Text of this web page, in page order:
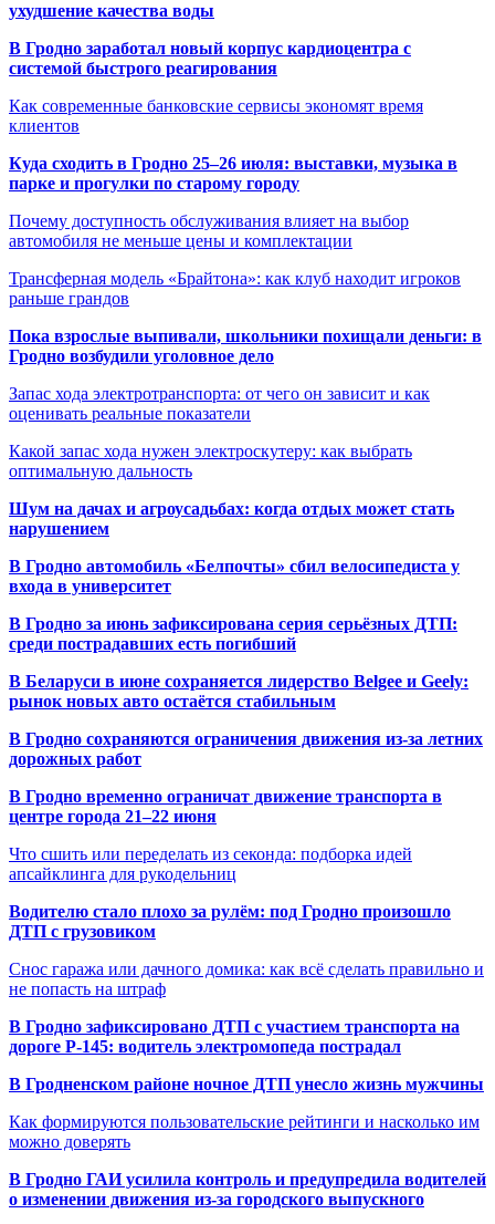
ухудшение качества воды
В Гродно заработал новый корпус кардиоцентра с
системой быстрого реагирования
Как современные банковские сервисы экономят время
клиентов
Куда сходить в Гродно 25–26 июля: выставки, музыка в
парке и прогулки по старому городу
Почему доступность обслуживания влияет на выбор
автомобиля не меньше цены и комплектации
Трансферная модель «Брайтона»: как клуб находит игроков
раньше грандов
Пока взрослые выпивали, школьники похищали деньги: в
Гродно возбудили уголовное дело
Запас хода электротранспорта: от чего он зависит и как
оценивать реальные показатели
Какой запас хода нужен электроскутеру: как выбрать
оптимальную дальность
Шум на дачах и агроусадьбах: когда отдых может стать
нарушением
В Гродно автомобиль «Белпочты» сбил велосипедиста у
входа в университет
В Гродно за июнь зафиксирована серия серьёзных ДТП:
среди пострадавших есть погибший
В Беларуси в июне сохраняется лидерство Belgee и Geely:
рынок новых авто остаётся стабильным
В Гродно сохраняются ограничения движения из-за летних
дорожных работ
В Гродно временно ограничат движение транспорта в
центре города 21–22 июня
Что сшить или переделать из секонда: подборка идей
апсайклинга для рукодельниц
Водителю стало плохо за рулём: под Гродно произошло
ДТП с грузовиком
Снос гаража или дачного домика: как всё сделать правильно и
не попасть на штраф
В Гродно зафиксировано ДТП с участием транспорта на
дороге Р-145: водитель электромопеда пострадал
В Гродненском районе ночное ДТП унесло жизнь мужчины
Как формируются пользовательские рейтинги и насколько им
можно доверять
В Гродно ГАИ усилила контроль и предупредила водителей
о изменении движения из-за городского выпускного